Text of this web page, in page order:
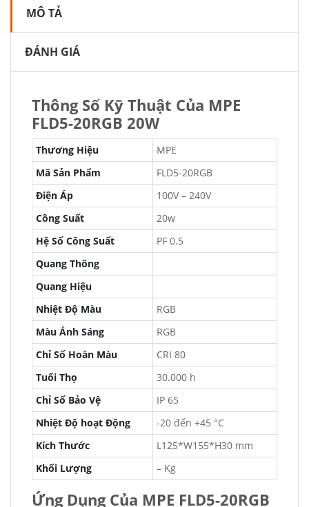
MÔ TẢ
ĐÁNH GIÁ
Thông Số Kỹ Thuật Của MPE
FLD5-20RGB 20W
Thương Hiệu
MPE
Mã Sản Phẩm
FLD5-20RGB
Điện Áp
100V – 240V
Công Suất
20w
Hệ Số Công Suất
PF 0.5
Quang Thông
Quang Hiệu
Nhiệt Độ Màu
RGB
Màu Ánh Sáng
RGB
Chỉ Số Hoàn Màu
CRI 80
Tuổi Thọ
30.000 h
Chỉ Số Bảo Vệ
IP 65
Nhiệt Độ hoạt Động
-20 đến +45 °C
Kích Thước
L125*W155*H30 mm
Khối Lượng
– Kg
Ứng Dụng Của MPE FLD5-20RGB